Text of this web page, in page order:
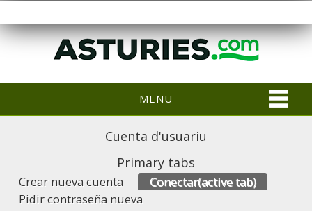
MENU
Cuenta d'usuariu
Primary tabs
Crear nueva cuenta Conectar(active tab)
Pidir contraseña nueva